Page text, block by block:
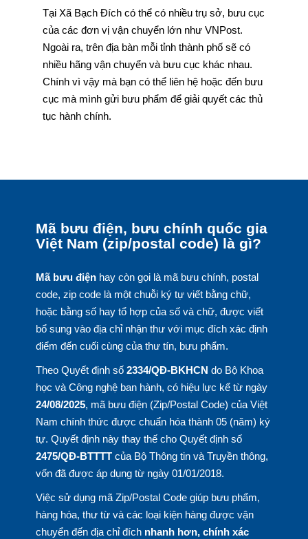
Tại Xã Bạch Đích có thể có nhiều trụ sở, bưu cục
của các đơn vị vận chuyển lớn như VNPost.
Ngoài ra, trên địa bàn mỗi tỉnh thành phố sẽ có
nhiều hãng vận chuyển và bưu cục khác nhau.
Chính vì vậy mà bạn có thể liên hệ hoặc đến bưu
cục mà mình gửi bưu phẩm để giải quyết các thủ
tục hành chính.
Mã bưu điện, bưu chính quốc gia
Việt Nam (zip/postal code) là gì?
Mã bưu điệnhay còn gọi là mã bưu chính, postal
code, zip code là một chuỗi ký tự viết bằng chữ,
hoặc bằng số hay tổ hợp của số và chữ, được viết
bổ sung vào địa chỉ nhận thư với mục đích xác định
điểm đến cuối cùng của thư tín, bưu phẩm.
Theo Quyết định số 2334/QĐ-BKHCN do Bộ Khoa
học và Công nghệ ban hành, có hiệu lực kể từ ngày
24/08/2025, mã bưu điện (Zip/Postal Code) của Việt
Nam chính thức được chuẩn hóa thành 05 (năm) ký
tự. Quyết định này thay thế cho Quyết định số
2475/QĐ-BTTTTcủa Bộ Thông tin và Truyền thông,
vốn đã được áp dụng từ ngày 01/01/2018.
Việc sử dụng mã Zip/Postal Code giúp bưu phẩm,
hàng hóa, thư từ và các loại kiện hàng được vận
chuyển đến địa chỉ đích nhanh hơn, chính xác